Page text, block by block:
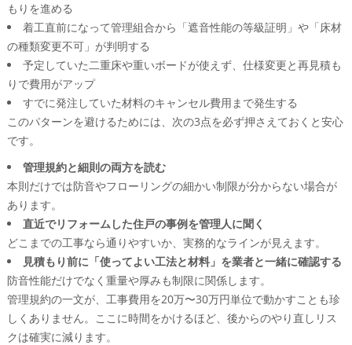
もりを進める
着工直前になって管理組合から「遮音性能の等級証明」や「床材
の種類変更不可」が判明する
予定していた二重床や重いボードが使えず、仕様変更と再見積も
りで費用がアップ
すでに発注していた材料のキャンセル費用まで発生する
このパターンを避けるためには、次の3点を必ず押さえておくと安心
です。
管理規約と細則の両方を読む
本則だけでは防音やフローリングの細かい制限が分からない場合が
あります。
直近でリフォームした住戸の事例を管理人に聞く
どこまでの工事なら通りやすいか、実務的なラインが見えます。
見積もり前に「使ってよい工法と材料」を業者と一緒に確認する
防音性能だけでなく重量や厚みも制限に関係します。
管理規約の一文が、工事費用を20万〜30万円単位で動かすことも珍
しくありません。ここに時間をかけるほど、後からのやり直しリス
クは確実に減ります。